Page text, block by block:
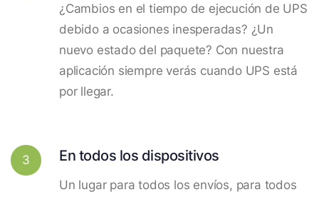
¿Cambios en el tiempo de ejecución de UPS
debido a ocasiones inesperadas? ¿Un
nuevo estado del paquete? Con nuestra
aplicación siempre verás cuando UPS está
por llegar.
3 En todos los dispositivos
Un lugar para todos los envíos, para todos